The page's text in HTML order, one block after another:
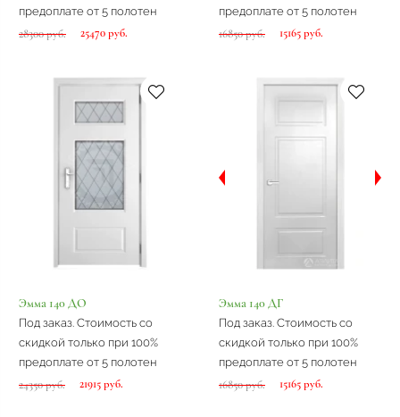
предоплате от 5 полотен
28300 руб. 25470 руб.
предоплате от 5 полотен
16850 руб. 15165 руб.
Эмма 140 ДО
Под заказ. Стоимость со
скидкой только при 100%
предоплате от 5 полотен
24350 руб. 21915 руб.
Эмма 140 ДГ
Под заказ. Стоимость со
скидкой только при 100%
предоплате от 5 полотен
16850 руб. 15165 руб.